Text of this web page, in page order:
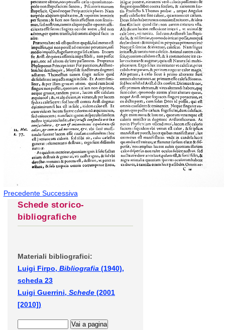
Precedente Successiva
Schede storico-
bibliografiche
Materiali bibliografici:
Luigi Firpo, Bibliografia (1940),
scheda 23
Luigi Guerrini, Schede (2001
[2010])